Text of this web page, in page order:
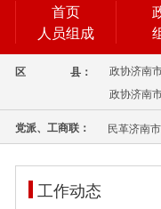
首页
人员组成
区 县： 政协济南
政协济南
党派、工商联： 民革济南
工作动态